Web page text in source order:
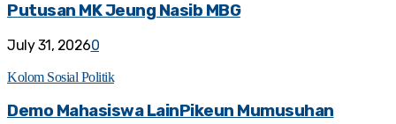
Putusan MK Jeung Nasib MBG
July 31, 20260
Kolom Sosial Politik
Demo Mahasiswa LainPikeun Mumusuhan